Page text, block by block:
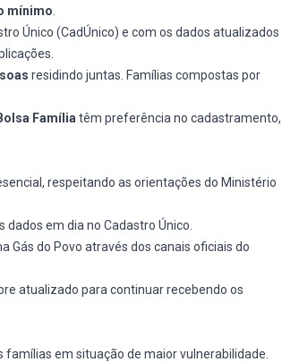
mínimo
Único (CadÚnico) e com os dados atualizados
residindo juntas. Famílias compostas por
Família têm preferência no cadastramento,
respeitando as orientações do Ministério
em dia no Cadastro Único.
Gás do Povo através dos canais oficiais do
atualizado para continuar recebendo os
em situação de maior vulnerabilidade.